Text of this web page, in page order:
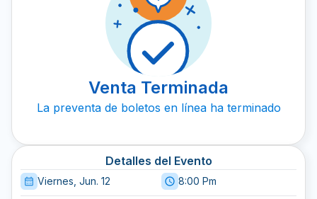
Venta Terminada
La preventa de boletos en línea ha terminado
Detalles del Evento
Viernes, Jun. 12 8:00 Pm